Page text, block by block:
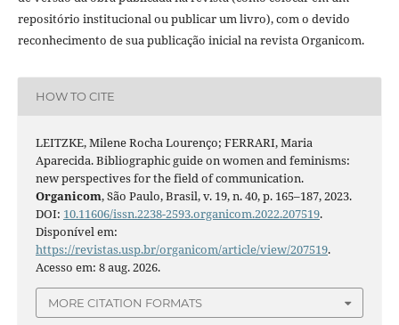
repositório institucional ou publicar um livro), com o devido
reconhecimento de sua publicação inicial na revista Organicom.
HOW TO CITE
LEITZKE, Milene Rocha Lourenço; FERRARI, Maria
Aparecida. Bibliographic guide on women and feminisms:
new perspectives for the field of communication.
Organicom, São Paulo, Brasil, v. 19, n. 40, p. 165–187, 2023.
DOI: 10.11606/issn.2238-2593.organicom.2022.207519.
Disponível em:
https://revistas.usp.br/organicom/article/view/207519.
Acesso em: 8 aug. 2026.
MORE CITATION FORMATS